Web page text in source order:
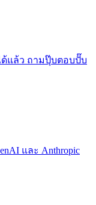
ด้แล้ว ถามปุ๊บตอบปั๊บ
และ Anthropic